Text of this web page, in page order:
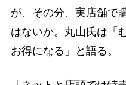
が、その分、実店舗で
はないか。丸山氏は「
お得になる」と語る。